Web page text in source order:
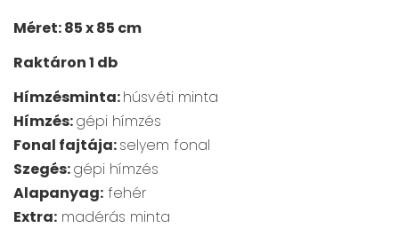
Méret: 85 x 85 cm
Raktáron 1 db
Hímzésminta:húsvéti minta
Hímzés:gépi hímzés
Fonal fajtája:selyem fonal
Szegés:gépi hímzés
Alapanyag: fehér
Extra: madérás minta